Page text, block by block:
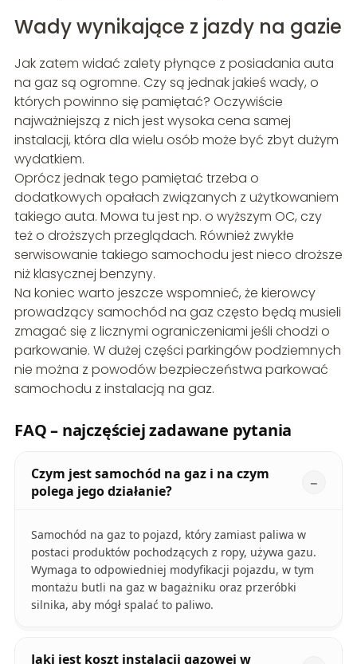
Wady wynikające z jazdy na gazie
Jak zatem widać zalety płynące z posiadania auta
na gaz są ogromne. Czy są jednak jakieś wady, o
których powinno się pamiętać? Oczywiście
najważniejszą z nich jest wysoka cena samej
instalacji, która dla wielu osób może być zbyt dużym
wydatkiem.
Oprócz jednak tego pamiętać trzeba o
dodatkowych opałach związanych z użytkowaniem
takiego auta. Mowa tu jest np. o wyższym OC, czy
też o droższych przeglądach. Również zwykłe
serwisowanie takiego samochodu jest nieco droższe
niż klasycznej benzyny.
Na koniec warto jeszcze wspomnieć, że kierowcy
prowadzący samochód na gaz często będą musieli
zmagać się z licznymi ograniczeniami jeśli chodzi o
parkowanie. W dużej części parkingów podziemnych
nie można z powodów bezpieczeństwa parkować
samochodu z instalacją na gaz.
FAQ – najczęściej zadawane pytania
Czym jest samochód na gaz i na czym
polega jego działanie?
Samochód na gaz to pojazd, który zamiast paliwa w
postaci produktów pochodzących z ropy, używa gazu.
Wymaga to odpowiedniej modyfikacji pojazdu, w tym
montażu butli na gaz w bagażniku oraz przeróbki
silnika, aby mógł spalać to paliwo.
Jaki jest koszt instalacji gazowej w